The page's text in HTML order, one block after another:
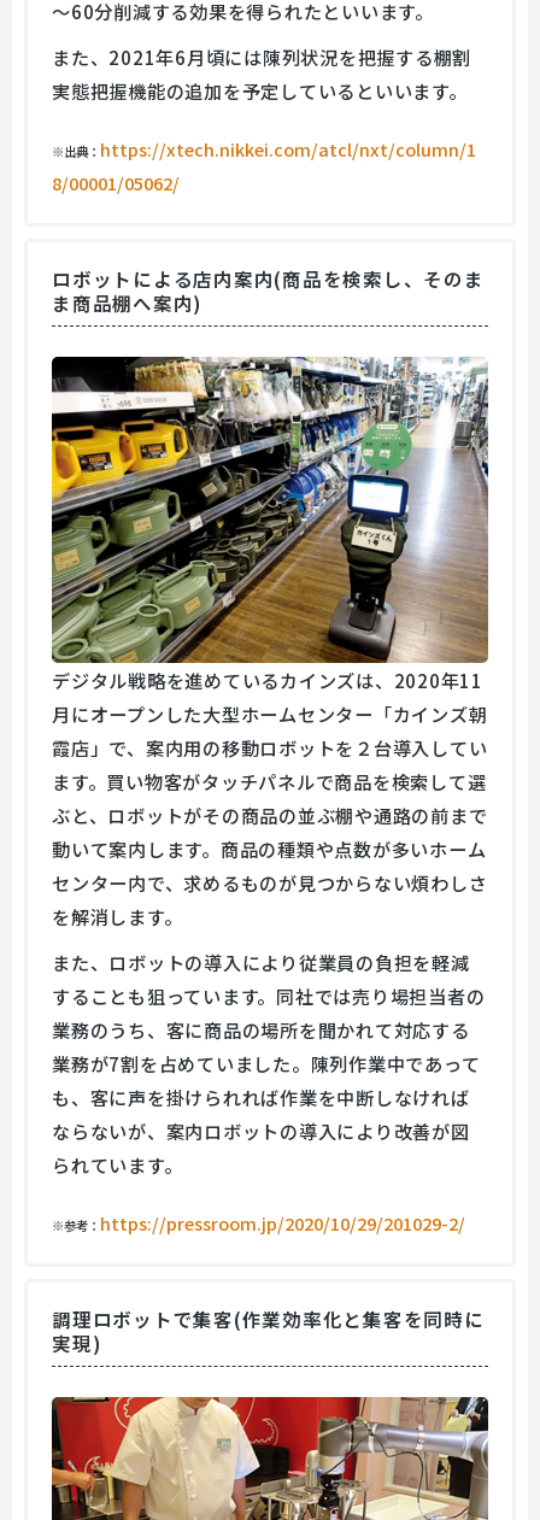
～60分削減する効果を得られたといいます。
また、2021年6月頃には陳列状況を把握する棚割
実態把握機能の追加を予定しているといいます。
※出典： https://xtech.nikkei.com/atcl/nxt/column/1
8/00001/05062/
ロボットによる店内案内(商品を検索し、そのま
ま商品棚へ案内)
デジタル戦略を進めているカインズは、2020年11
月にオープンした大型ホームセンター「カインズ朝
霞店」で、案内用の移動ロボットを２台導入してい
ます。買い物客がタッチパネルで商品を検索して選
ぶと、ロボットがその商品の並ぶ棚や通路の前まで
動いて案内します。商品の種類や点数が多いホーム
センター内で、求めるものが見つからない煩わしさ
を解消します。
また、ロボットの導入により従業員の負担を軽減
することも狙っています。同社では売り場担当者の
業務のうち、客に商品の場所を聞かれて対応する
業務が7割を占めていました。陳列作業中であって
も、客に声を掛けられれば作業を中断しなければ
ならないが、案内ロボットの導入により改善が図
られています。
※参考： https://pressroom.jp/2020/10/29/201029-2/
調理ロボットで集客(作業効率化と集客を同時に
実現)